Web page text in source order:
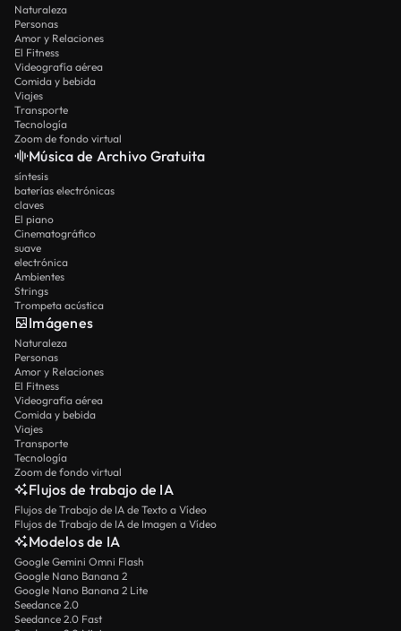
Naturaleza
Personas
Amor y Relaciones
El Fitness
Videografía aérea
Comida y bebida
Viajes
Transporte
Tecnología
Zoom de fondo virtual
Música de Archivo Gratuita
síntesis
baterías electrónicas
claves
El piano
Cinematográfico
suave
electrónica
Ambientes
Strings
Trompeta acústica
Imágenes
Naturaleza
Personas
Amor y Relaciones
El Fitness
Videografía aérea
Comida y bebida
Viajes
Transporte
Tecnología
Zoom de fondo virtual
Flujos de trabajo de IA
Flujos de Trabajo de IA de Texto a Vídeo
Flujos de Trabajo de IA de Imagen a Vídeo
Modelos de IA
Google Gemini Omni Flash
Google Nano Banana 2
Google Nano Banana 2 Lite
Seedance 2.0
Seedance 2.0 Fast